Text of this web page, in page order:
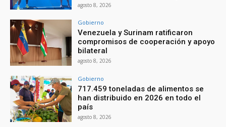
agosto 8, 2026
Gobierno
Venezuela y Surinam ratificaron
compromisos de cooperación y apoyo
bilateral
agosto 8, 2026
Gobierno
717.459 toneladas de alimentos se
han distribuido en 2026 en todo el
país
agosto 8, 2026